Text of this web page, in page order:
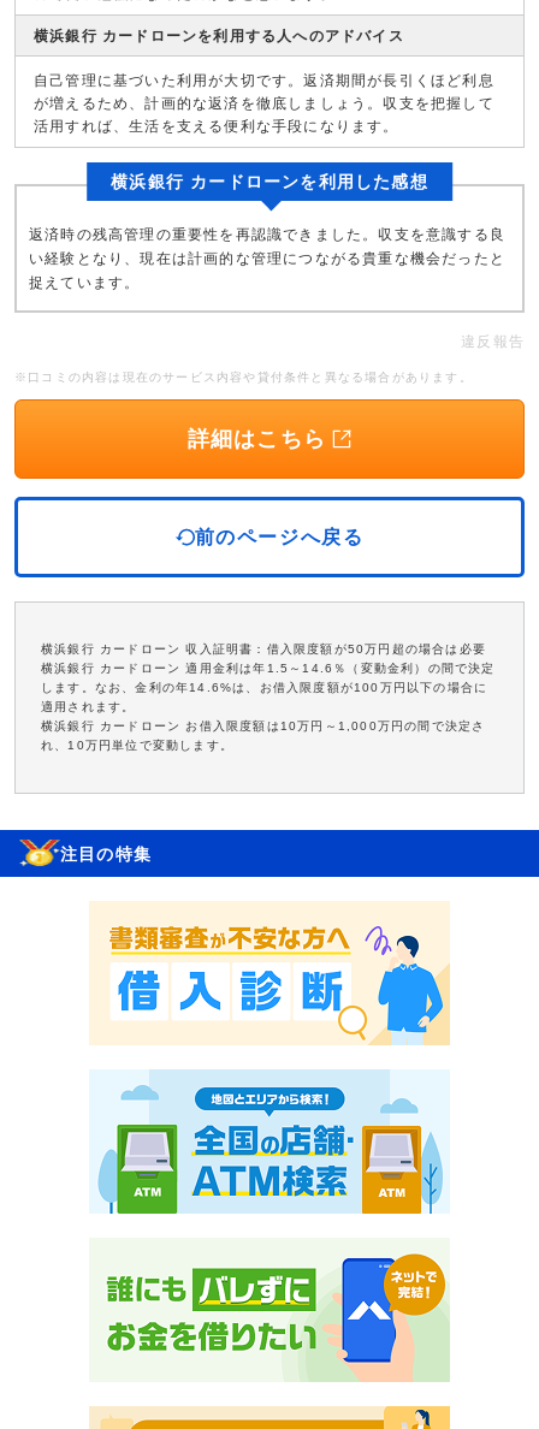
横浜銀行 カードローンを利用する人へのアドバイス
自己管理に基づいた利用が大切です。返済期間が長引くほど利息
が増えるため、計画的な返済を徹底しましょう。収支を把握して
活用すれば、生活を支える便利な手段になります。
横浜銀行 カードローンを利用した感想
返済時の残高管理の重要性を再認識できました。収支を意識する良
い経験となり、現在は計画的な管理につながる貴重な機会だったと
捉えています。
違反報告
※口コミの内容は現在のサービス内容や貸付条件と異なる場合があります。
詳細はこちら
前のページへ戻る
横浜銀行 カードローン 収入証明書：借入限度額が50万円超の場合は必要
横浜銀行 カードローン 適用金利は年1.5～14.6％（変動金利）の間で決定
します。なお、金利の年14.6%は、お借入限度額が100万円以下の場合に
適用されます。
横浜銀行 カードローン お借入限度額は10万円～1,000万円の間で決定さ
れ、10万円単位で変動します。
注目の特集